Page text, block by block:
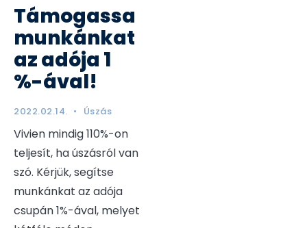
Támogassa
munkánkat
az adója 1
%-ával!
2022.02.14. • Úszás
Vivien mindig 110%-on
teljesít, ha úszásról van
szó. Kérjük, segítse
munkánkat az adója
csupán 1%-ával, melyet